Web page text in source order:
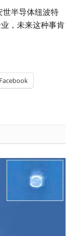
半导体纽波特
，未来这种事肯
Facebook